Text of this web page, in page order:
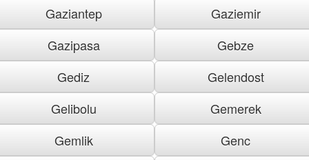
Gaziantep
Gaziemir
Gazipasa
Gebze
Gediz
Gelendost
Gelibolu
Gemerek
Gemlik
Genc